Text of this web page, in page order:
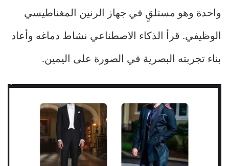
واحدة وهو مستلقٍ في جهاز الرنين المغناطيسي
الوظيفي. قرأ الذكاء الاصطناعي نشاط دماغه وأعاد
بناء تجربته البصرية في الصورة على اليمين.